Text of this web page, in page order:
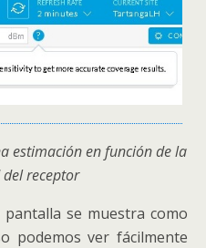
estimación en función de la
receptor
se muestra como
podemos ver fácilmente